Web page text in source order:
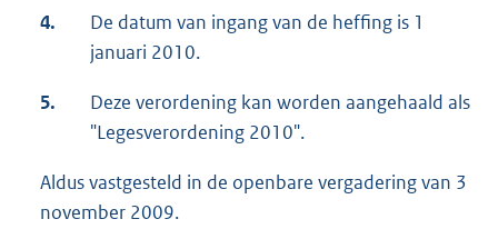
4.
De datum van ingang van de heffing is 1
januari 2010.
5.
Deze verordening kan worden aangehaald als
"Legesverordening 2010".
Aldus vastgesteld in de openbare vergadering van 3
november 2009.